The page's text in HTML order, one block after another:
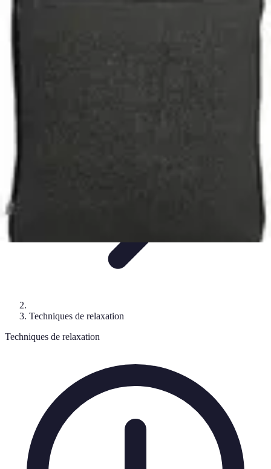
Relaxations Rapides
Techniques de relaxation
Techniques de relaxation